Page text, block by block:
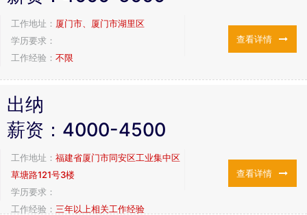
工作地址： 厦门市、厦门市湖里区
学历要求：
工作经验： 不限
查看详情
出纳
薪资： 4000-4500
工作地址： 福建省厦门市同安区工业集中区
草塘路121号3楼
学历要求：
工作经验： 三年以上相关工作经验
查看详情